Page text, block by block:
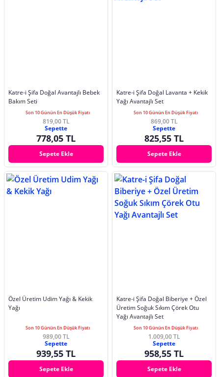
Katre-i Şifa Doğal Avantajlı Bebek
Bakım Seti
Son 10 Günün En Düşük Fiyatı
819,00 TL
Sepette
778,05 TL
Sepete Ekle
Katre-i Şifa Doğal Lavanta + Kekik
Yağı Avantajlı Set
Son 10 Günün En Düşük Fiyatı
869,00 TL
Sepette
825,55 TL
Sepete Ekle
Özel Üretim Udim Yağı & Kekik
Yağı
Son 10 Günün En Düşük Fiyatı
989,00 TL
Sepette
939,55 TL
Sepete Ekle
Katre-i Şifa Doğal Biberiye + Özel
Üretim Soğuk Sıkım Çörek Otu
Yağı Avantajlı Set
Son 10 Günün En Düşük Fiyatı
1.009,00 TL
Sepette
958,55 TL
Sepete Ekle